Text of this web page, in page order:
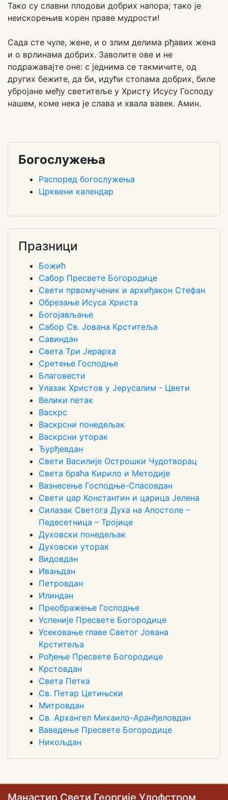
Тако су славни плодови добрих напора; тако је
неискорењив корен праве мудрости!
Сада сте чуле, жене, и о злим делима рђавих жена
и о врлинама добрих. Заволите ове и не
подражавајте оне: с једнима се такмичите, од
других бежите, да би, идући стопама добрих, биле
убројане међу светитеље у Христу Исусу Господу
нашем, коме нека је слава и хвала вавек. Амин.
Богослужења
Распоред богослужења
Црквени календар
Празници
Божић
Сабор Пресвете Богородице
Свети првомученик и архиђакон Стефан
Обрезање Исуса Христа
Богојављање
Сабор Св. Јована Крститеља
Савиндан
Света Три Јерарха
Сретење Господње
Благовести
Улазак Христов у Јерусалим - Цвети
Велики петак
Васкрс
Васкрсни понедељак
Васкрсни уторак
Ђурђевдан
Свети Василије Острошки Чудотворац
Света браћа Кирило и Методије
Вазнесење Господње-Спасовдан
Свети цар Константин и царица Јелена
Силазак Светога Духа на Апостоле –
Педесетница – Тројице
Духовски понедељак
Духовски уторак
Видовдан
Ивањдан
Петровдан
Илиндан
Преображење Господње
Успеније Пресвете Богородице
Усековање главе Светог Јована
Крститеља
Рођење Пресвете Богородице
Крстовдан
Света Петка
Св. Петар Цетињски
Митровдан
Св. Архангел Михаило-Аранђеловдан
Ваведење Пресвете Богородице
Никољдан